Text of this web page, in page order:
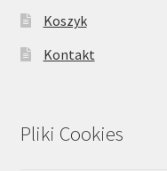
Koszyk
Kontakt
Pliki Cookies